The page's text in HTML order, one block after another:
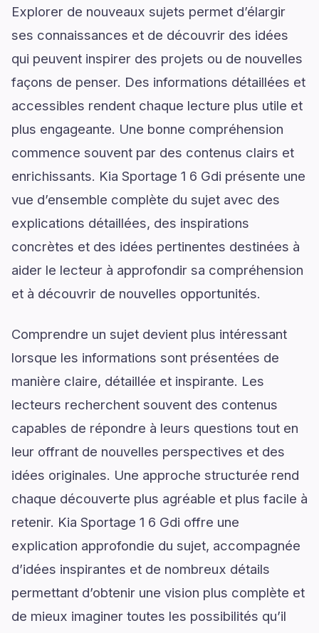
Explorer de nouveaux sujets permet d’élargir
ses connaissances et de découvrir des idées
qui peuvent inspirer des projets ou de nouvelles
façons de penser. Des informations détaillées et
accessibles rendent chaque lecture plus utile et
plus engageante. Une bonne compréhension
commence souvent par des contenus clairs et
enrichissants. Kia Sportage 1 6 Gdi présente une
vue d’ensemble complète du sujet avec des
explications détaillées, des inspirations
concrètes et des idées pertinentes destinées à
aider le lecteur à approfondir sa compréhension
et à découvrir de nouvelles opportunités.
Comprendre un sujet devient plus intéressant
lorsque les informations sont présentées de
manière claire, détaillée et inspirante. Les
lecteurs recherchent souvent des contenus
capables de répondre à leurs questions tout en
leur offrant de nouvelles perspectives et des
idées originales. Une approche structurée rend
chaque découverte plus agréable et plus facile à
retenir. Kia Sportage 1 6 Gdi offre une
explication approfondie du sujet, accompagnée
d’idées inspirantes et de nombreux détails
permettant d’obtenir une vision plus complète et
de mieux imaginer toutes les possibilités qu’il